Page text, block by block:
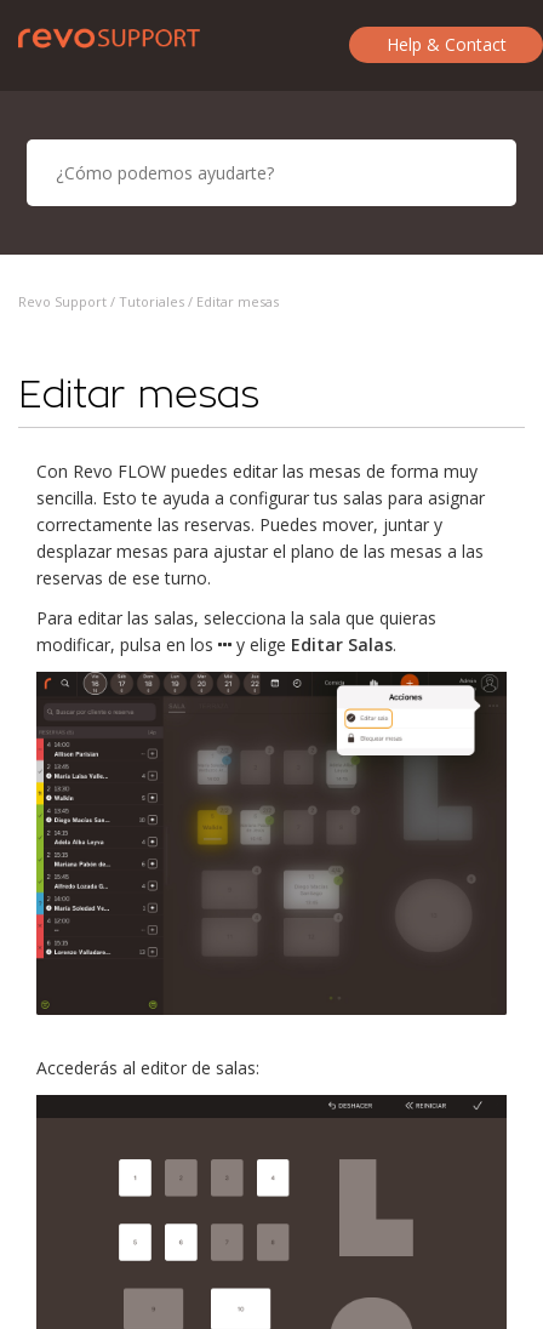
Help & Contact
Revo Support / Tutoriales / Editar mesas
Editar mesas
Con Revo FLOW puedes editar las mesas de forma muy
sencilla. Esto te ayuda a configurar tus salas para asignar
correctamente las reservas. Puedes mover, juntar y
desplazar mesas para ajustar el plano de las mesas a las
reservas de ese turno.
Para editar las salas, selecciona la sala que quieras
modificar, pulsa en los
y elige Editar Salas.
Accederás al editor de salas: